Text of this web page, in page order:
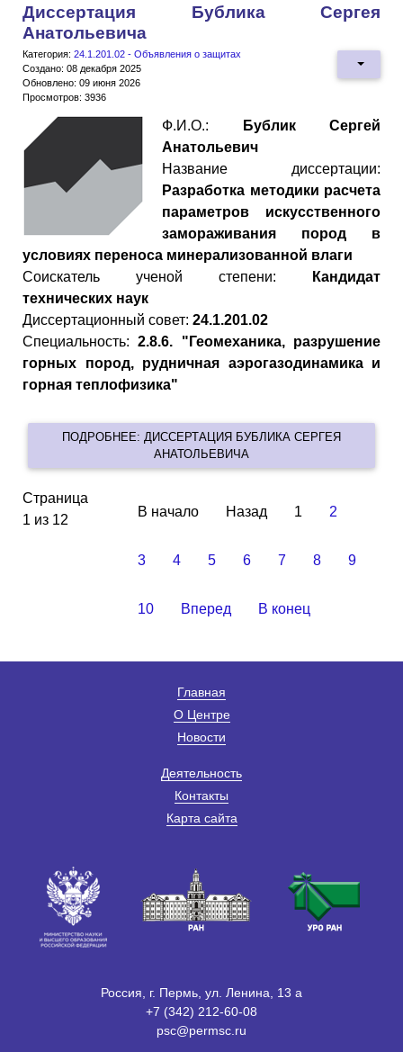
Диссертация Бублика Сергея
Анатольевича
Категория: 24.1.201.02 - Объявления о защитах
Создано: 08 декабря 2025
Обновлено: 09 июня 2026
Просмотров: 3936
Ф.И.О.:
Бублик Сергей
Анатольевич
Название диссертации:
Разработка методики расчета
параметров искусственного
замораживания пород в
условиях переноса минерализованной влаги
Cоискатель ученой степени: Кандидат
технических наук
Диссертационный совет: 24.1.201.02
Специальность:2.8.6. "Геомеханика, разрушение
горных пород, рудничная аэрогазодинамика и
горная теплофизика"
ПОДРОБНЕЕ: ДИССЕРТАЦИЯ БУБЛИКА СЕРГЕЯ
АНАТОЛЬЕВИЧА
Страница
1 из 12
В начало Назад 1 2
3 4 5 6 7 8 9
10 Вперед В конец
Главная
О Центре
Новости
Деятельность
Контакты
Карта сайта
Россия, г. Пермь, ул. Ленина, 13 а
+7 (342) 212-60-08
psc@permsc.ru